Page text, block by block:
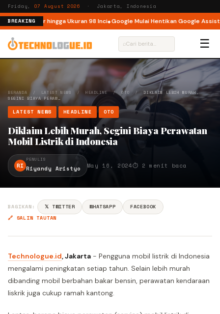
Friday, 07 August 2026 · Jakarta, Indonesia
BREAKING
Hadir hingga Ukuran 98 Inci Google Mulai Hentikan Google Assistant
⌕ ☰
BERANDA / LATEST NEWS / HEADLINE/OTO /DIKLAIM LEBIH MURAH,
SEGINI BIAYA PERAW…
LATEST NEWS HEADLINE OTO
Diklaim Lebih Murah, Segini Biaya Perawatan
Mobil Listrik di Indonesia
RI
PENULIS
Riyandy Aristyo May 16, 2024⏱ 2 menit baca
BAGIKAN: 𝕏 TWITTER WHATSAPP
FACEBOOK
🔗 SALIN TAUTAN
Technologue.id, Jakarta - Pengguna mobil listrik di Indonesia
mengalami peningkatan setiap tahun. Selain lebih murah
dibanding mobil berbahan bakar bensin, perawatan kendaraan
liskrik juga cukup ramah kantong.